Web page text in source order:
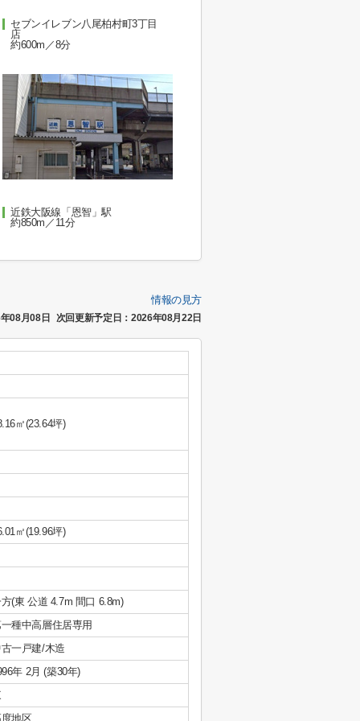
セブンイレブン八尾柏村町3丁目
店
約600m／8分
近鉄大阪線「恩智」駅
約850m／11分
情報の見方
08月08日 次回更新予定日：2026年08月22日
㎡(23.64坪)
㎡(19.96坪)
(東 公道 4.7m 間口 6.8m)
種中高層住居専用
一戸建/木造
年 2月 (築30年)
地区